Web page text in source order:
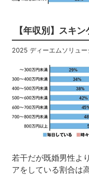
【年収別】スキ
2025 ディーエムソリュ
若干だが既婚男性よ
アをしている割合は